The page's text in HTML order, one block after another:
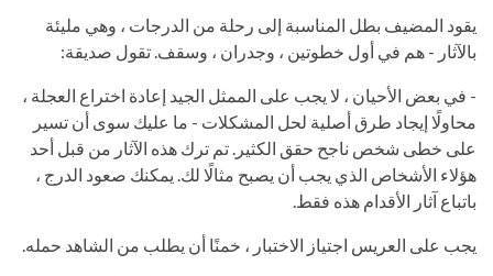
يقود المضيف بطل المناسبة إلى رحلة من الدرجات ، وهي مليئة
بالآثار - هم في أول خطوتين ، وجدران ، وسقف. تقول صديقة:
- في بعض الأحيان ، لا يجب على الممثل الجيد إعادة اختراع العجلة ،
محاولًا إيجاد طرق أصلية لحل المشكلات - ما عليك سوى أن تسير
على خطى شخص ناجح حقق الكثير. تم ترك هذه الآثار من قبل أحد
هؤلاء الأشخاص الذي يجب أن يصبح مثالًا لك. يمكنك صعود الدرج ،
باتباع آثار الأقدام هذه فقط.
يجب على العريس اجتياز الاختبار ، خمنًا أن يطلب من الشاهد حمله.